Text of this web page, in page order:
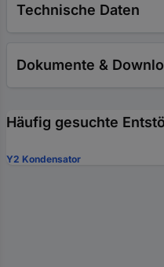
Technische Daten
Dokumente &
Häufig gesuchte
Y2 Kondensator